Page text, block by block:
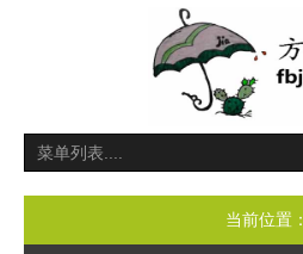
当前位置：